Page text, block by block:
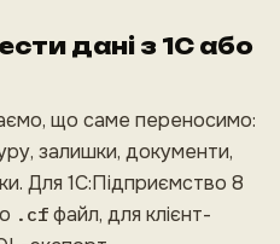
дані з 1С або
що саме переносимо:
залишки, документи,
Для 1С:Підприємство 8
.cf файл, для клієнт-